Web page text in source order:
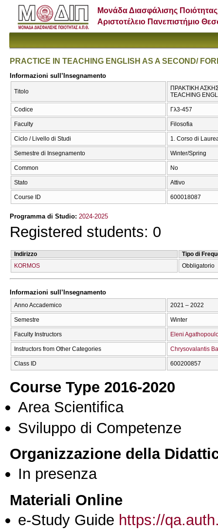
Μονάδα Διασφάλισης Ποιότητας
Αριστοτέλειο Πανεπιστήμιο
PRACTICE IN TEACHING ENGLISH AS A SECOND/
Informazioni sull’Insegnamento
Titolo
ΠΡΑΚΤΙΚΗ
TEACHING
Codice Γλ3-457
Faculty Filosofia
Ciclo / Livello di Studi 1. Corso di
Semestre di Insegnamento Winter/Spring
Common No
Stato Attivo
Course ID 600018087
Programma di Studio: 2024-2025
Registered students: 0
Indirizzo
Tipo di
KORMOS
Obbligatorio
Informazioni sull’Insegnamento
Anno Accademico 2021 – 2022
Semestre Winter
Faculty Instructors Eleni
Instructors from Other Categories Chrysovalantis
Class ID 600200857
Course Type 2016-2020
Area Scientifica
Sviluppo di Competenze
Organizzazione della
In presenza
Materiali Online
e-Study Guide https://